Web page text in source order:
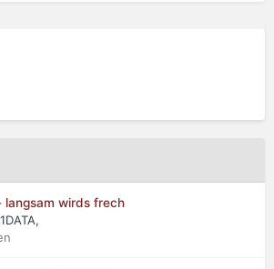
langsam wirds frech